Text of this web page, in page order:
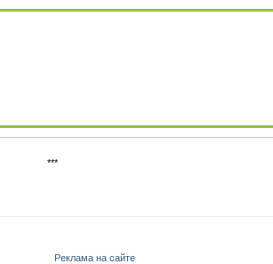
***
Реклама на сайте